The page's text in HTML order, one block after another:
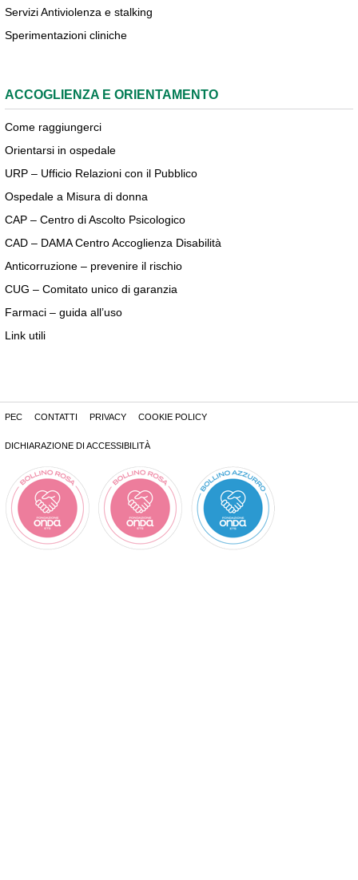
Servizi Antiviolenza e stalking
Sperimentazioni cliniche
ACCOGLIENZA E ORIENTAMENTO
Come raggiungerci
Orientarsi in ospedale
URP – Ufficio Relazioni con il Pubblico
Ospedale a Misura di donna
CAP – Centro di Ascolto Psicologico
CAD – DAMA Centro Accoglienza Disabilità
Anticorruzione – prevenire il rischio
CUG – Comitato unico di garanzia
Farmaci – guida all’uso
Link utili
PEC CONTATTI PRIVACY COOKIE POLICY
DICHIARAZIONE DI ACCESSIBILITÀ